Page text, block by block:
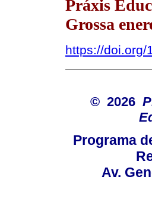
Práxis
Grossa
https://doi.org/
© 2026
Programa
Av.